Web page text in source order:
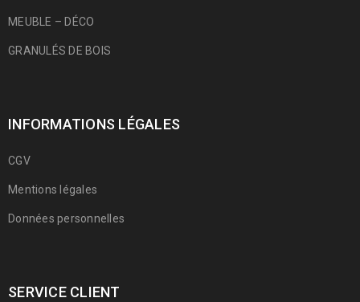
MEUBLE – DÉCO
GRANULÉS DE BOIS
INFORMATIONS LÉGALES
CGV
Mentions légales
Données personnelles
SERVICE CLIENT